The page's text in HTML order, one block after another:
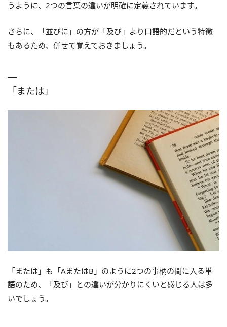
うように、2つの言葉の違いが明確に定義されています。
さらに、「並びに」の方が「及び」より口語的だという特徴
もあるため、併せて覚えておきましょう。
「または」
「または」も「AまたはB」のように2つの事柄の間に入る単
語のため、「及び」との違いが分かりにくいと感じる人は多
いでしょう。